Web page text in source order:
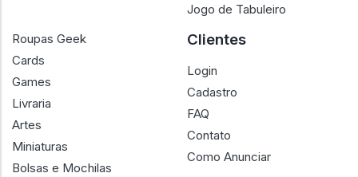
Jogo de Tabuleiro
Roupas Geek
Cards
Games
Livraria
Artes
Miniaturas
Bolsas e Mochilas
Clientes
Login
Cadastro
FAQ
Contato
Como Anunciar